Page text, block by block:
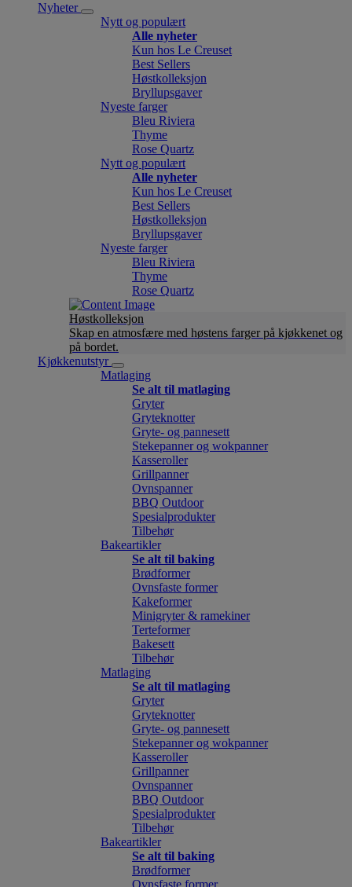
Nyheter
Nytt og populært
Alle nyheter
Kun hos Le Creuset
Best Sellers
Høstkolleksjon
Bryllupsgaver
Nyeste farger
Bleu Riviera
Thyme
Rose Quartz
Nytt og populært
Alle nyheter
Kun hos Le Creuset
Best Sellers
Høstkolleksjon
Bryllupsgaver
Nyeste farger
Bleu Riviera
Thyme
Rose Quartz
Høstkolleksjon
Skap en atmosfære med høstens farger på kjøkkenet og
på bordet.
Kjøkkenutstyr
Matlaging
Se alt til matlaging
Gryter
Gryteknotter
Gryte- og pannesett
Stekepanner og wokpanner
Kasseroller
Grillpanner
Ovnspanner
BBQ Outdoor
Spesialprodukter
Tilbehør
Bakeartikler
Se alt til baking
Brødformer
Ovnsfaste former
Kakeformer
Minigryter & ramekiner
Terteformer
Bakesett
Tilbehør
Matlaging
Se alt til matlaging
Gryter
Gryteknotter
Gryte- og pannesett
Stekepanner og wokpanner
Kasseroller
Grillpanner
Ovnspanner
BBQ Outdoor
Spesialprodukter
Tilbehør
Bakeartikler
Se alt til baking
Brødformer
Ovnsfaste former